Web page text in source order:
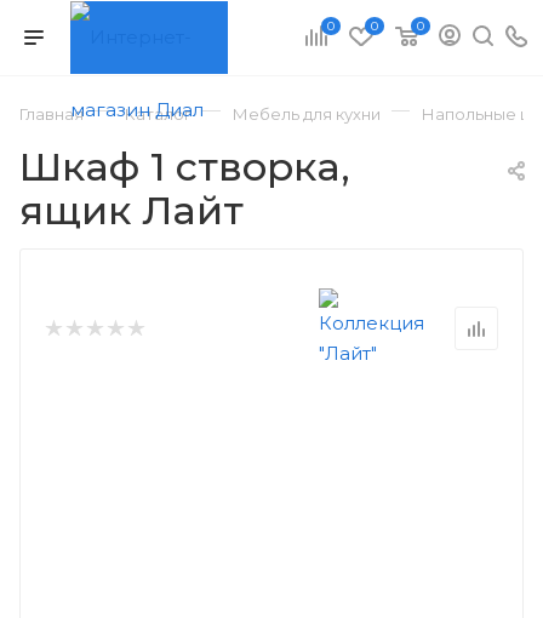
0 0 0
Главная — Каталог — Мебель для кухни — Напольные
Шкаф 1 створка,
ящик Лайт